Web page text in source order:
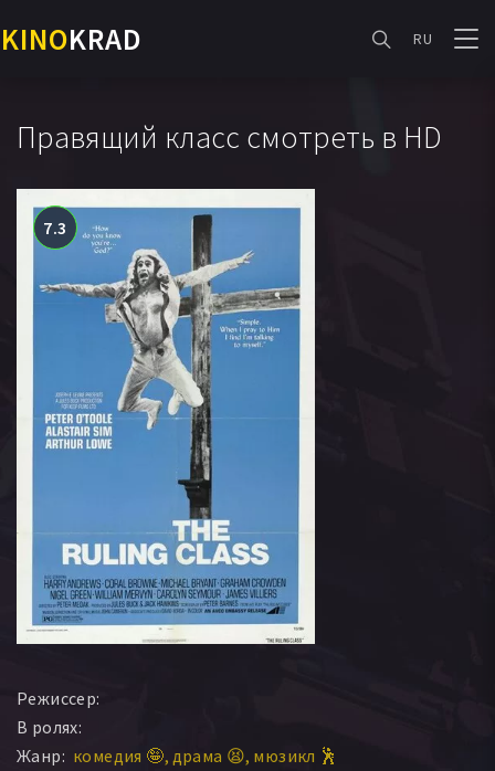
KINOKRAD RU
Правящий класс смотреть в HD
7.3
Режиссер:
В ролях:
Жанр: комедия 🤪 драма 😫 мюзикл 🕺